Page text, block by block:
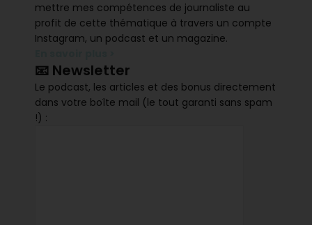
mettre mes compétences de journaliste au
profit de cette thématique à travers un compte
Instagram, un podcast et un magazine.
📧 Newsletter
Le podcast, les articles et des bonus directement
dans votre boîte mail (le tout garanti sans spam
!) :